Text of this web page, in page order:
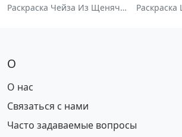
Раскраска Чейза Из Щенячьего Патруля Раскраска
О
О нас
Связаться с нами
Часто задаваемые вопросы